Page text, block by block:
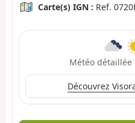
Carte(s) IGN : Ref.
Météo
Découvrez